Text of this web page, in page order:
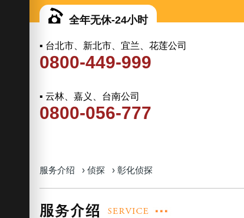
全年无休-24小时
▪ 台北市、新北市、宜兰、花莲公司
0800-449-999
▪ 云林、嘉义、台南公司
0800-056-777
服务介绍 › 侦探 › 彰化侦探